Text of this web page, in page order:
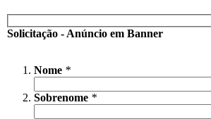
Solicitação - Anúncio em Banner
Nome *
Sobrenome *